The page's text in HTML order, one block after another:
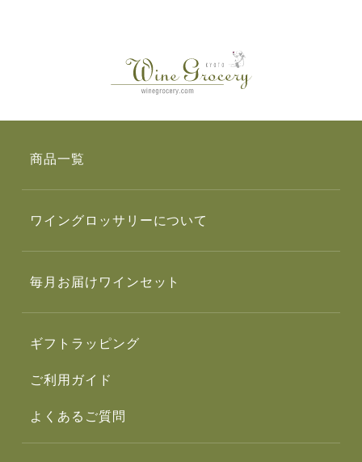
商品一覧
ワイングロッサリーについて
毎月お届けワインセット
ギフトラッピング
ご利用ガイド
よくあるご質問